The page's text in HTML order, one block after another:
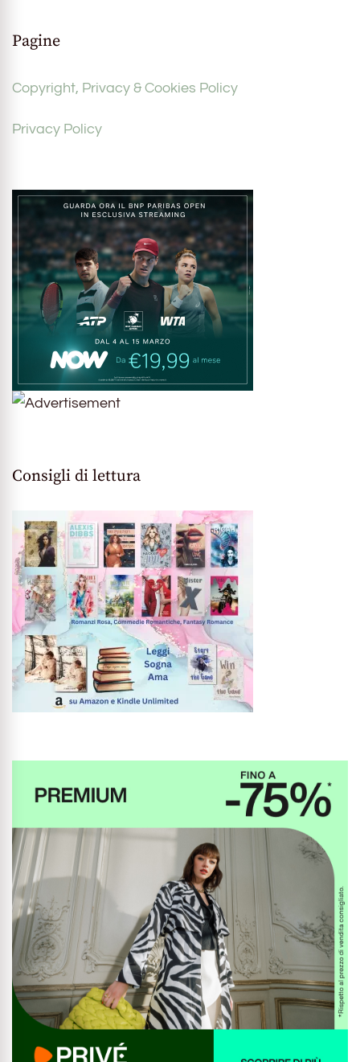
Pagine
Copyright, Privacy & Cookies Policy
Privacy Policy
Consigli di lettura